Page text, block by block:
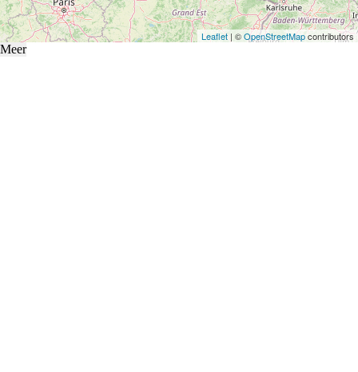
Leaflet | ©OpenStreetMapcontributors
Meer